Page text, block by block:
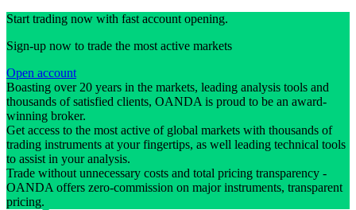
Start trading now with fast account opening.
Sign-up now to trade the most active markets
Open account
Boasting over 20 years in the markets, leading analysis tools and
thousands of satisfied clients, OANDA is proud to be an award-
winning broker.
Get access to the most active of global markets with thousands of
trading instruments at your fingertips, as well leading technical tools
to assist in your analysis.
Trade without unnecessary costs and total pricing transparency -
OANDA offers zero-commission on major instruments, transparent
pricing.